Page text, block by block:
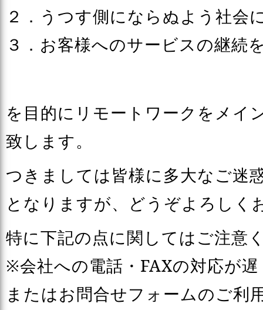
２．うつす側にならぬよう社会
３．お客様へのサービスの継続
を目的にリモートワークをメイ
致します。
つきましては皆様に多大なご迷
となりますが、どうぞよろしく
特に下記の点に関してはご注意
※会社への電話・FAXの対応が
またはお問合せフォームのご利